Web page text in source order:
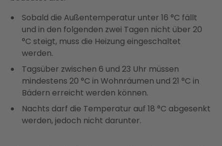
Sobald die Außentemperatur unter 16 °C fällt
und in den folgenden zwei Tagen nicht über 20
°C steigt, muss die Heizung eingeschaltet
werden.
Tagsüber zwischen 6 und 23 Uhr müssen
mindestens 20 °C in Wohnräumen und 21 °C in
Bädern erreicht werden können.
Nachts darf die Temperatur auf 18 °C abgesenkt
werden, jedoch nicht darunter.